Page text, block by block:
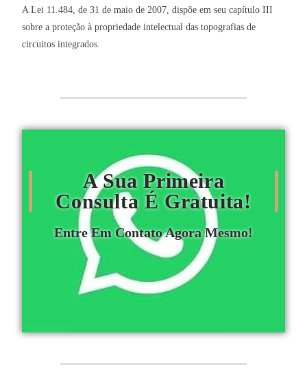
A Lei 11.484, de 31 de maio de 2007, dispõe em seu capítulo III
sobre a proteção à propriedade intelectual das topografias de
circuitos integrados.
A Sua Primeira
Consulta É Gratuita!
Entre Em Contato Agora Mesmo!